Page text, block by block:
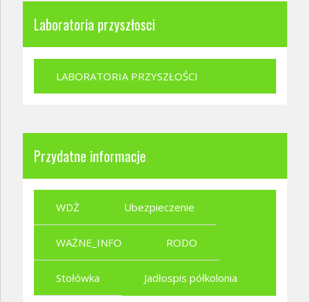
Laboratoria przyszłosci
LABORATORIA PRZYSZŁOŚCI
Przydatne informacje
WDŻ Ubezpieczenie
WAŻNE_INFO RODO
Stołówka Jadłospis półkolonia